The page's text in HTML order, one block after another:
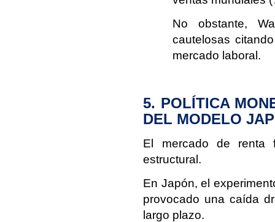
No obstante,
cautelosas
mercado laboral.
5. POLÍTICA
DEL MODELO
El mercado de renta
estructural.
En Japón, el
provocado una caída
largo plazo.